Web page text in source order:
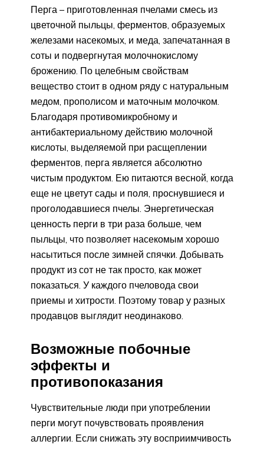
Перга – приготовленная пчелами смесь из
цветочной пыльцы, ферментов, образуемых
железами насекомых, и меда, запечатанная в
соты и подвергнутая молочнокислому
брожению. По целебным свойствам
вещество стоит в одном ряду с натуральным
медом, прополисом и маточным молочком.
Благодаря противомикробному и
антибактериальному действию молочной
кислоты, выделяемой при расщеплении
ферментов, перга является абсолютно
чистым продуктом. Ею питаются весной, когда
еще не цветут сады и поля, проснувшиеся и
проголодавшиеся пчелы. Энергетическая
ценность перги в три раза больше, чем
пыльцы, что позволяет насекомым хорошо
насытиться после зимней спячки. Добывать
продукт из сот не так просто, как может
показаться. У каждого пчеловода свои
приемы и хитрости. Поэтому товар у разных
продавцов выглядит неодинаково.
Возможные побочные
эффекты и
противопоказания
Чувствительные люди при употреблении
перги могут почувствовать проявления
аллергии. Если снижать эту восприимчивость